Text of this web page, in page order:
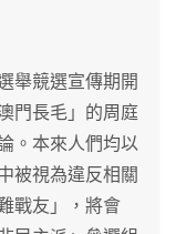
舉競選宣傳期開
門長毛」的周庭
。本來人們均以
被視為違反相關
戰友」，將會